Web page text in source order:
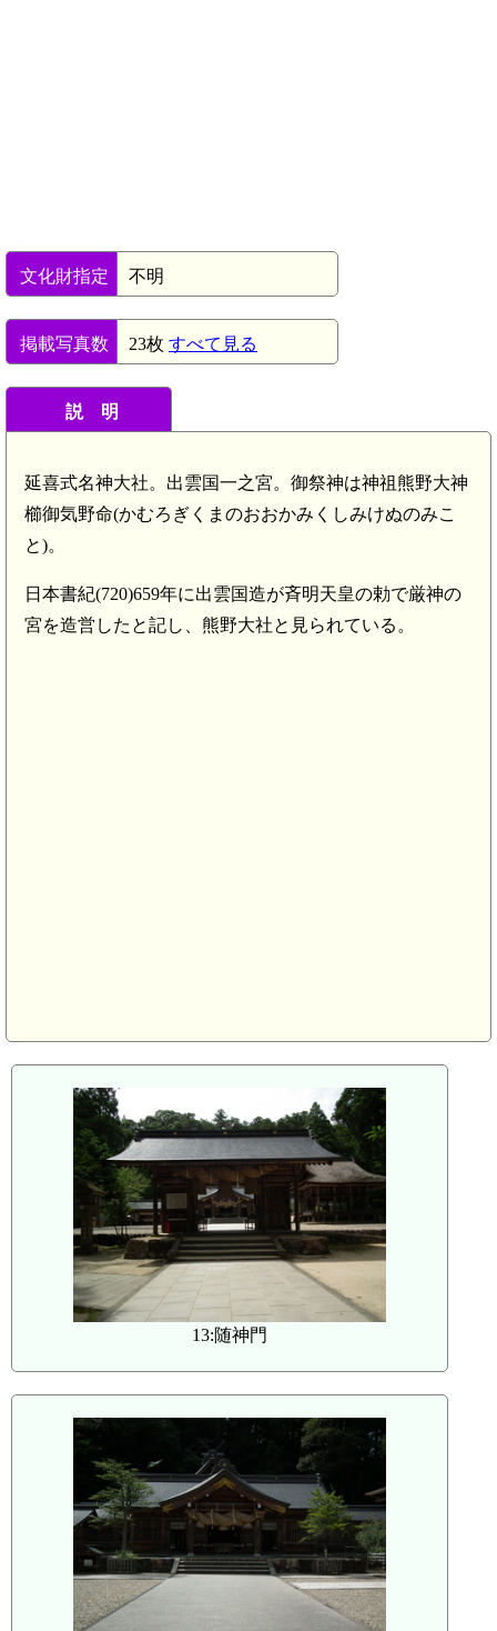
文化財指定 不明
掲載写真数 23枚 すべて見る
説 明
延喜式名神大社。出雲国一之宮。御祭神は神祖熊野大神
櫛御気野命(かむろぎくまのおおかみくしみけぬのみこ
と)。
日本書紀(720)659年に出雲国造が斉明天皇の勅で厳神の
宮を造営したと記し、熊野大社と見られている。
13:随神門